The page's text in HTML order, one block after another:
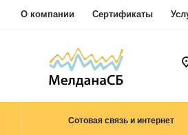
О компании Сертификаты
Сотовая связь и интернет